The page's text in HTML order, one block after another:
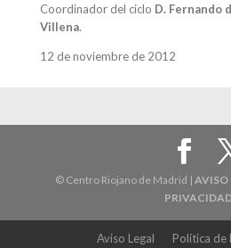
Coordinador del ciclo D. Fernando
Villena.
12 de noviembre de 2012
© Centro Riojano de Madrid |AVISO
Aviso Legal Política de